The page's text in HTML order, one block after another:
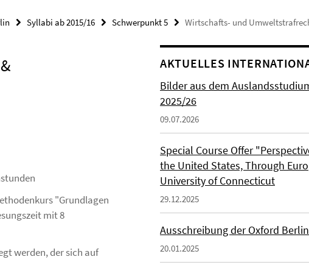
Syllabi ab 2015/16 Schwerpunkt 5 Wirtschafts- und
"Grundlagen
mit 8
werden, der sich auf
AKTUELLES
Bilder aus dem
2025/26
09.07.2026
Special Course Offer
the United States, Through
University of Connecticut
29.12.2025
Ausschreibung der Oxford
20.01.2025